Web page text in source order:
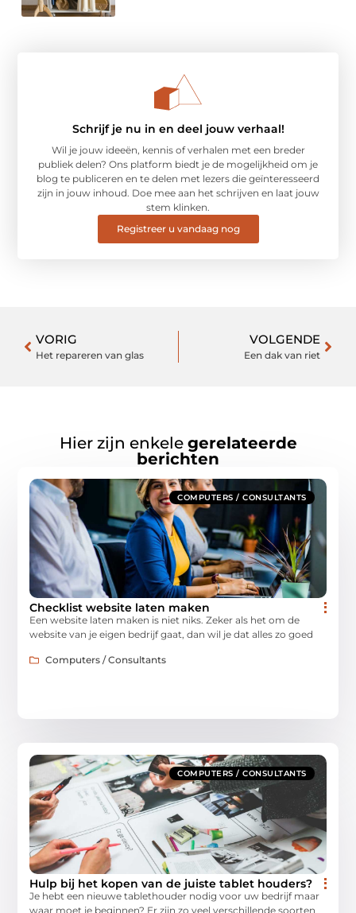
Schrijf je nu in en deel jouw verhaal!
Wil je jouw ideeën, kennis of verhalen met een breder
publiek delen? Ons platform biedt je de mogelijkheid om je
blog te publiceren en te delen met lezers die geïnteresseerd
zijn in jouw inhoud. Doe mee aan het schrijven en laat jouw
stem klinken.
Registreer u vandaag nog
VORIG
Het repareren van glas
VOLGENDE
Een dak van riet
Hier zijn enkele gerelateerde
berichten
COMPUTERS / CONSULTANTS
Checklist website laten maken
Een website laten maken is niet niks. Zeker als het om de
website van je eigen bedrijf gaat, dan wil je dat alles zo goed
Computers / Consultants
COMPUTERS / CONSULTANTS
Hulp bij het kopen van de juiste tablet houders?
Je hebt een nieuwe tablethouder nodig voor uw bedrijf maar
waar moet je beginnen? Er zijn zo veel verschillende soorten